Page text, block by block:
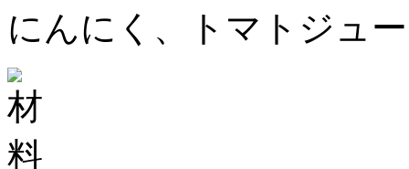
にんにく、トマトジュ